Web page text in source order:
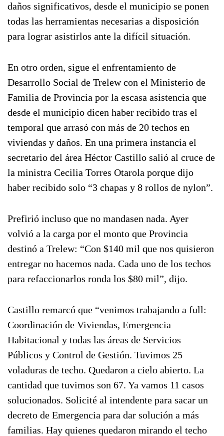
daños significativos, desde el municipio se ponen
todas las herramientas necesarias a disposición
para lograr asistirlos ante la difícil situación.
En otro orden, sigue el enfrentamiento de
Desarrollo Social de Trelew con el Ministerio de
Familia de Provincia por la escasa asistencia que
desde el municipio dicen haber recibido tras el
temporal que arrasó con más de 20 techos en
viviendas y daños. En una primera instancia el
secretario del área Héctor Castillo salió al cruce de
la ministra Cecilia Torres Otarola porque dijo
haber recibido solo “3 chapas y 8 rollos de nylon”.
Prefirió incluso que no mandasen nada. Ayer
volvió a la carga por el monto que Provincia
destinó a Trelew: “Con $140 mil que nos quisieron
entregar no hacemos nada. Cada uno de los techos
para refaccionarlos ronda los $80 mil”, dijo.
Castillo remarcó que “venimos trabajando a full:
Coordinación de Viviendas, Emergencia
Habitacional y todas las áreas de Servicios
Públicos y Control de Gestión. Tuvimos 25
voladuras de techo. Quedaron a cielo abierto. La
cantidad que tuvimos son 67. Ya vamos 11 casos
solucionados. Solicité al intendente para sacar un
decreto de Emergencia para dar solución a más
familias. Hay quienes quedaron mirando el techo